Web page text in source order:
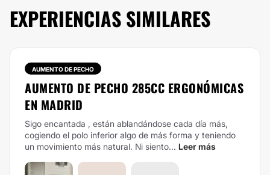
EXPERIENCIAS SIMILARES
AUMENTO DE PECHO
AUMENTO DE PECHO 285CC ERGONÓMICAS
EN MADRID
Sigo encantada , están ablandándose cada día más,
cogiendo el polo inferior algo de más forma y teniendo
un movimiento más natural. Ni siento... Leer más